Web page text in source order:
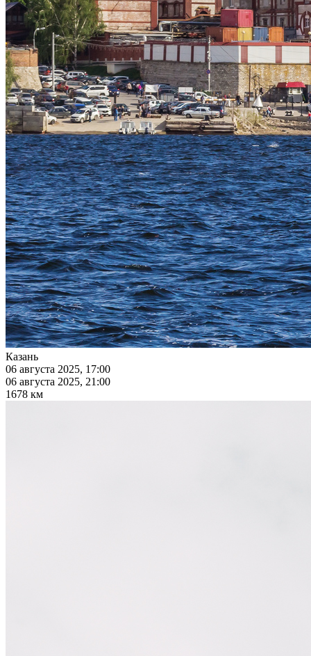
Казань
06 августа 2025, 17:00
06 августа 2025, 21:00
1678 км